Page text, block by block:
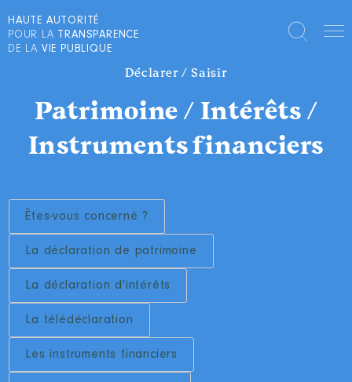
HAUTE AUTORITÉ
POUR LA TRANSPARENCE
DE LA VIE PUBLIQUE
Déclarer / Saisir
Patrimoine / Intérêts /
Instruments financiers
Êtes-vous concerné ?
La déclaration de patrimoine
La déclaration d'intérêts
La télédéclaration
Les instruments financiers